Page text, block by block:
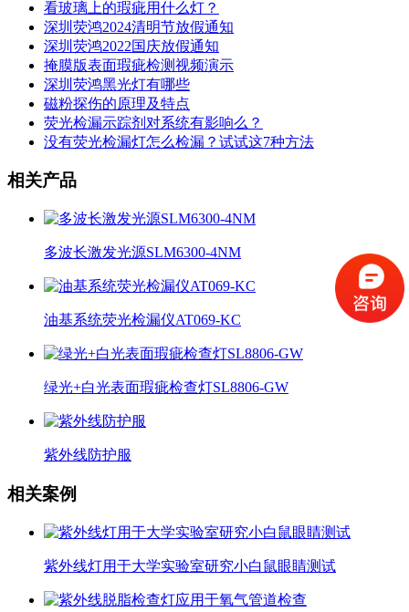
看玻璃上的瑕疵用什么灯？
深圳荧鸿2024清明节放假通知
深圳荧鸿2022国庆放假通知
掩膜版表面瑕疵检测视频演示
深圳荧鸿黑光灯有哪些
磁粉探伤的原理及特点
荧光检漏示踪剂对系统有影响么？
没有荧光检漏灯怎么检漏？试试这7种方法
相关产品
多波长激发光源SLM6300-4NM
油基系统荧光检漏仪AT069-KC
绿光+白光表面瑕疵检查灯SL8806-GW
紫外线防护服
相关案例
紫外线灯用于大学实验室研究小白鼠眼睛测试